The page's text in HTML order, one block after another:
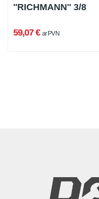
''RICHMANN'' 3/8
59,07 € ar PVN